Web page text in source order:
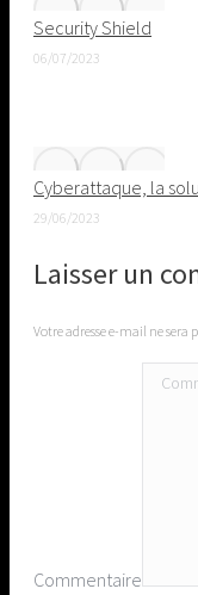
Security Shield
06/07/2023
Cyberattaque, la
29/06/2023
Laisser un
Votre adresse e-mail ne sera
Commentaire